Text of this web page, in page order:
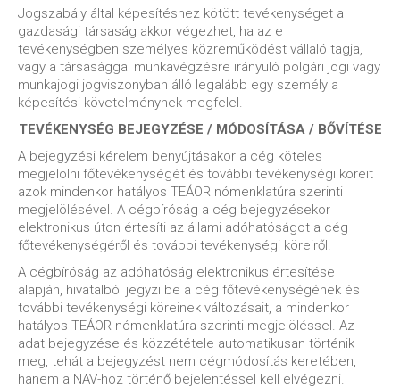
Jogszabály által képesítéshez kötött tevékenységet a
gazdasági társaság akkor végezhet, ha az e
tevékenységben személyes közreműködést vállaló tagja,
vagy a társasággal munkavégzésre irányuló polgári jogi vagy
munkajogi jogviszonyban álló legalább egy személy a
képesítési követelménynek megfelel.
TEVÉKENYSÉG BEJEGYZÉSE / MÓDOSÍTÁSA / BŐVÍTÉSE
A bejegyzési kérelem benyújtásakor a cég köteles
megjelölni főtevékenységét és további tevékenységi köreit
azok mindenkor hatályos TEÁOR nómenklatúra szerinti
megjelölésével. A cégbíróság a cég bejegyzésekor
elektronikus úton értesíti az állami adóhatóságot a cég
főtevékenységéről és további tevékenységi köreiről.
A cégbíróság az adóhatóság elektronikus értesítése
alapján, hivatalból jegyzi be a cég főtevékenységének és
további tevékenységi köreinek változásait, a mindenkor
hatályos TEÁOR nómenklatúra szerinti megjelöléssel. Az
adat bejegyzése és közzététele automatikusan történik
meg, tehát a bejegyzést nem cégmódosítás keretében,
hanem a NAV-hoz történő bejelentéssel kell elvégezni.